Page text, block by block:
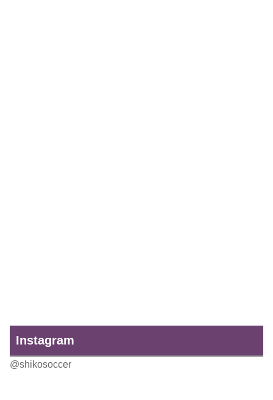
Instagram
@shikosoccer